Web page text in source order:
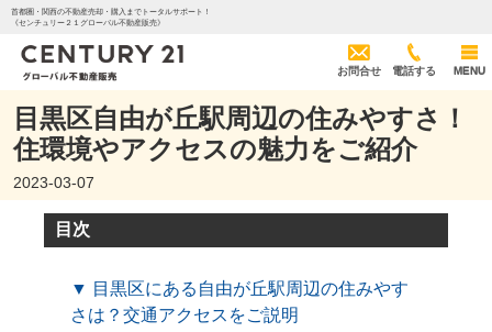
首都圏・関西の不動産売却・購入までトータルサポート！
《センチュリー２１グローバル不動産販売》
お問合せ 電話する MENU
目黒区自由が丘駅周辺の住みやすさ！
住環境やアクセスの魅力をご紹介
2023-03-07
目次
▼ 目黒区にある自由が丘駅周辺の住みやす
さは？交通アクセスをご説明